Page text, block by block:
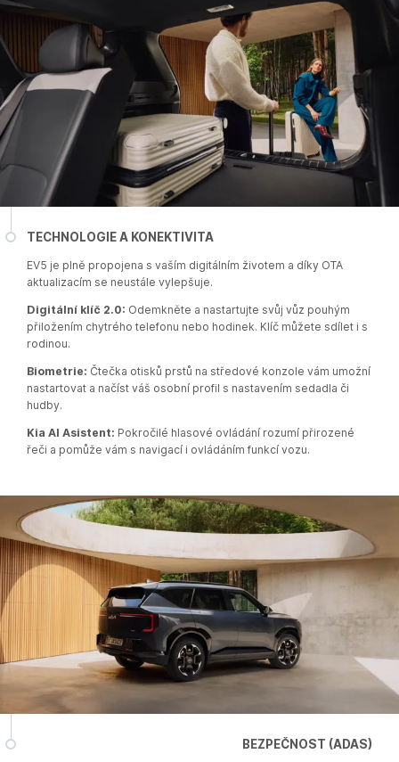
TECHNOLOGIE A KONEKTIVITA
EV5 je plně propojena s vaším digitálním životem a díky OTA
aktualizacím se neustále vylepšuje.​
Digitální klíč 2.0: Odemkněte a nastartujte svůj vůz pouhým
přiložením chytrého telefonu nebo hodinek. Klíč můžete sdílet i s
rodinou.​
Biometrie: Čtečka otisků prstů na středové konzole vám umožní
nastartovat a načíst váš osobní profil s nastavením sedadla či
hudby.​
Kia AI Asistent: Pokročilé hlasové ovládání rozumí přirozené
řeči a pomůže vám s navigací i ovládáním funkcí vozu.​
BEZPEČNOST (ADAS)